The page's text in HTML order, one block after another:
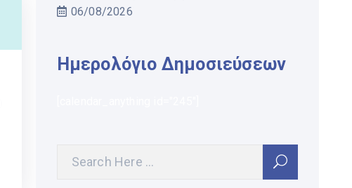
06/08/2026
Ημερολόγιο Δημοσιεύσεων